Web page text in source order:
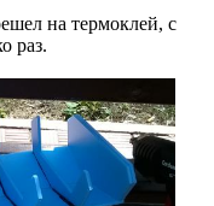
на термоклей, с
раз.